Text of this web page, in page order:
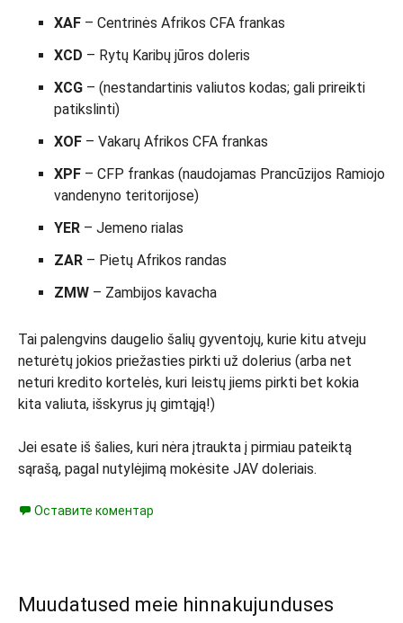
XAF – Centrinės Afrikos CFA frankas
XCD – Rytų Karibų jūros doleris
XCG – (nestandartinis valiutos kodas; gali prireikti
patikslinti)
XOF – Vakarų Afrikos CFA frankas
XPF – CFP frankas (naudojamas Prancūzijos Ramiojo
vandenyno teritorijose)
YER – Jemeno rialas
ZAR – Pietų Afrikos randas
ZMW – Zambijos kavacha
Tai palengvins daugelio šalių gyventojų, kurie kitu atveju
neturėtų jokios priežasties pirkti už dolerius (arba net
neturi kredito kortelės, kuri leistų jiems pirkti bet kokia
kita valiuta, išskyrus jų gimtąją!)
Jei esate iš šalies, kuri nėra įtraukta į pirmiau pateiktą
sąrašą, pagal nutylėjimą mokėsite JAV doleriais.
Оставите коментар
Muudatused meie hinnakujunduses